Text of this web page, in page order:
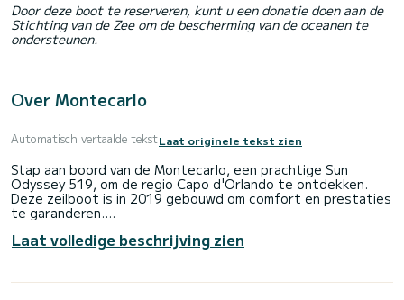
Door deze boot te reserveren, kunt u een donatie doen aan de
Stichting van de Zee om de bescherming van de oceanen te
ondersteunen.
Over Montecarlo
Automatisch vertaalde tekstLaat originele tekst zien
Stap aan boord van de Montecarlo, een prachtige Sun
Odyssey 519, om de regio Capo d'Orlando te ontdekken.
Deze zeilboot is in 2019 gebouwd om comfort en prestaties
te garanderen.
bootcapaciteit van 11 personen. Met een totale lengte van
16 meter is het je beste bondgenoot voor een
d'Orlando
Laat volledige beschrijving zien